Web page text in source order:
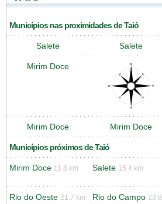
Municípios nas proximidades de Taió
Salete Salete
Mirim Doce
Mirim Doce Mirim Doce
Municípios próximos de Taió
Mirim Doce 11.8 km Salete 15.4 km
Rio do Oeste 21.7 km Rio do Campo 23.8